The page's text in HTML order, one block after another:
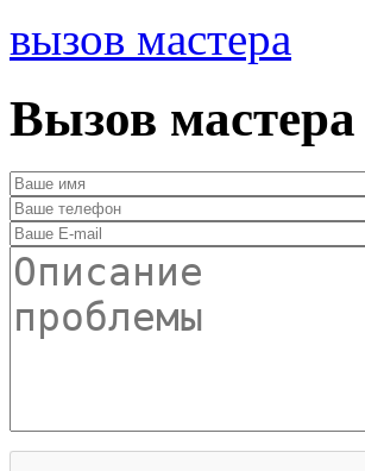
вызов мастера
Вызов мастера